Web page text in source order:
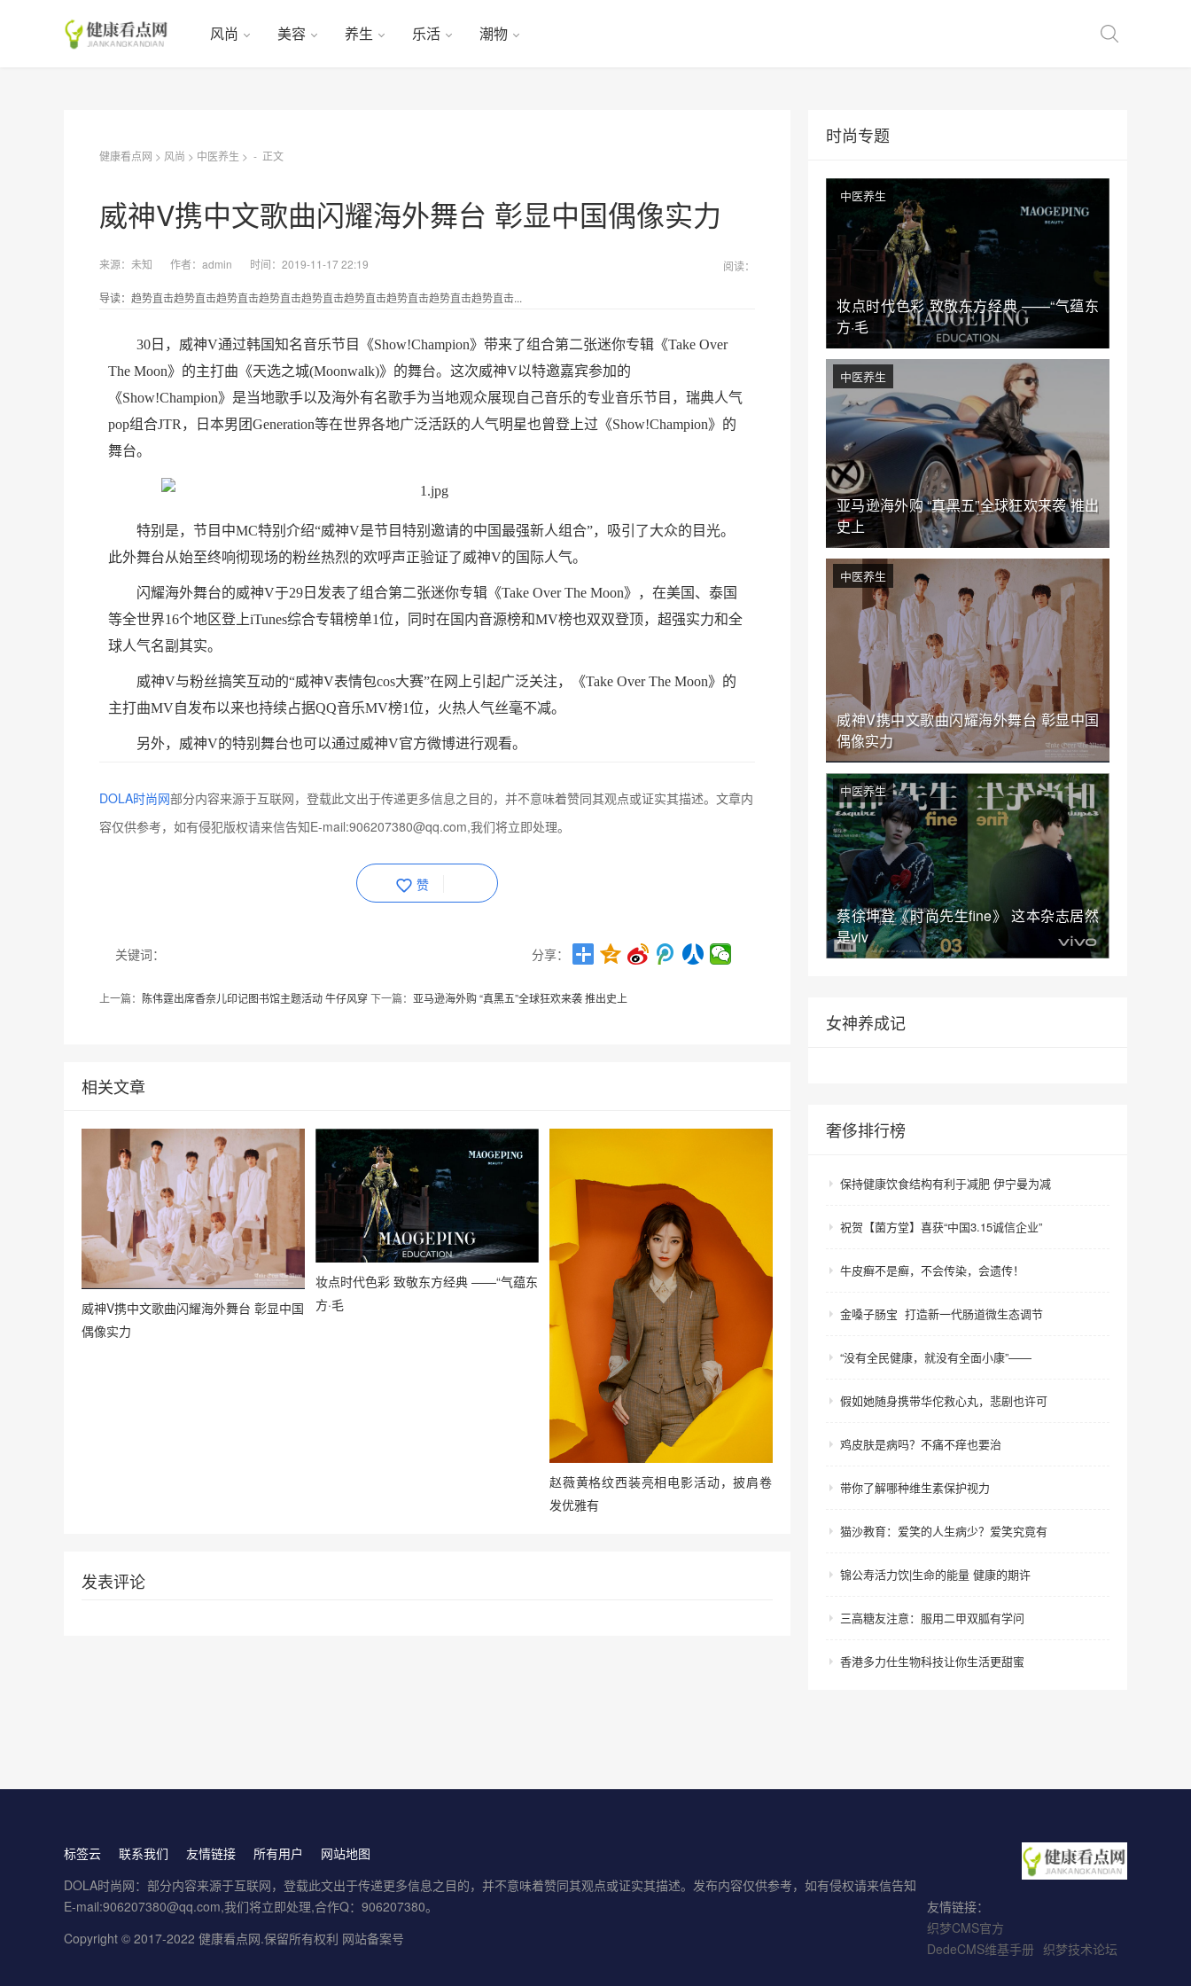
风尚 美容 养生 乐活 潮物
健康看点网 > 风尚 > 中医养生 > - 正文
威神V携中文歌曲闪耀海外舞台 彰显中国偶像实力
来源： 未知 作者： admin 时间：2019-11-17 22:19 阅读：
导读：趋势直击趋势直击趋势直击趋势直击趋势直击趋势直击趋势直击趋势直击趋势直击...
30日，威神V通过韩国知名音乐节目《Show!Champion》带来了组合第二张迷你专辑《Take Over
The Moon》的主打曲《天选之城(Moonwalk)》的舞台。这次威神V以特邀嘉宾参加的
《Show!Champion》是当地歌手以及海外有名歌手为当地观众展现自己音乐的专业音乐节目，瑞典人气
pop组合JTR，日本男团Generation等在世界各地广泛活跃的人气明星也曾登上过《Show!Champion》的
舞台。
特别是，节目中MC特别介绍“威神V是节目特别邀请的中国最强新人组合”，吸引了大众的目光。
此外舞台从始至终响彻现场的粉丝热烈的欢呼声正验证了威神V的国际人气。
闪耀海外舞台的威神V于29日发表了组合第二张迷你专辑《Take Over The Moon》，在美国、泰国
等全世界16个地区登上iTunes综合专辑榜单1位，同时在国内音源榜和MV榜也双双登顶，超强实力和全
球人气名副其实。
威神V与粉丝搞笑互动的“威神V表情包cos大赛”在网上引起广泛关注，《Take Over The Moon》的
主打曲MV自发布以来也持续占据QQ音乐MV榜1位，火热人气丝毫不减。
另外，威神V的特别舞台也可以通过威神V官方微博进行观看。
DOLA时尚网部分内容来源于互联网，登载此文出于传递更多信息之目的，并不意味着赞同其观点或证实其描述。文章内
容仅供参考，如有侵犯版权请来信告知E-mail:906207380@qq.com,我们将立即处理。
赞
关键词： 分享：
上一篇： 陈伟霆出席香奈儿印记图书馆主题活动 牛仔风穿 下一篇： 亚马逊海外购 “真黑五”全球狂欢来袭 推出史上
相关文章
威神V携中文歌曲闪耀海外舞台 彰显中国
偶像实力
妆点时代色彩 致敬东方经典 ——“气蕴东
方·毛
赵薇黄格纹西装亮相电影活动，披肩卷
发优雅有
发表评论
时尚专题
妆点时代色彩 致敬东方经典 ——“气蕴东
方·毛
中医养生
亚马逊海外购 “真黑五”全球狂欢来袭 推出
史上
中医养生
威神V携中文歌曲闪耀海外舞台 彰显中国
偶像实力
中医养生
蔡徐坤登《时尚先生fine》 这本杂志居然
是viv
中医养生
女神养成记
奢侈排行榜
保持健康饮食结构有利于减肥 伊宁曼为减
祝贺【菌方堂】喜获“中国3.15诚信企业”
牛皮癣不是癣，不会传染，会遗传！
金嗓子肠宝 打造新一代肠道微生态调节
“没有全民健康，就没有全面小康”——
假如她随身携带华佗救心丸，悲剧也许可
鸡皮肤是病吗？不痛不痒也要治
带你了解哪种维生素保护视力
猫沙教育：爱笑的人生病少？爱笑究竟有
锦公寿活力饮|生命的能量 健康的期许
三高糖友注意：服用二甲双胍有学问
香港多力仕生物科技让你生活更甜蜜
标签云 联系我们 友情链接 所有用户
网站地图
DOLA时尚网：部分内容来源于互联网，登载此文出于传递更多信息之目的，并不意味着赞同其观点或证实其描述。发布内容仅供参考，如有侵权请来信告知
E-mail:906207380@qq.com,我们将立即处理,合作Q：906207380。
Copyright © 2017-2022 健康看点网.保留所有权利 网站备案号
友情链接：
织梦CMS官方
DedeCMS维基手册 织梦技术论坛